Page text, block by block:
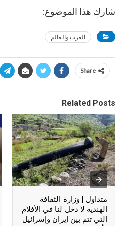
شارك هذا الموضوع:
العرب والعالم
Share
Related Posts
متداول | وزارة الثقافة
الهنديه لا دخل لنا في الأفلام
التي تتم بين إيران وإسرائيل